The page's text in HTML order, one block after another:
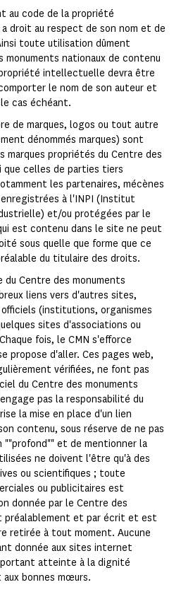
au code de la propriété
droit au respect de son nom et de
toute utilisation dûment
monuments nationaux de contenu
intellectuelle devra être
le nom de son auteur et
cas échéant.
de marques, logos ou tout autre
dénommés marques) sont
marques propriétés du Centre des
que celles de parties tiers
les partenaires, mécènes
à l'INPI (Institut
et/ou protégées par le
est contenu dans le site ne peut
sous quelle que forme que ce
du titulaire des droits.
du Centre des monuments
liens vers d'autres sites,
(institutions, organismes
sites d'associations ou
fois, le CMN s'efforce
propose d'aller. Ces pages web,
vérifiées, ne font pas
du Centre des monuments
pas la responsabilité du
la mise en place d'un lien
contenu, sous réserve de ne pas
""profond"" et de mentionner la
ne doivent l'être qu'à des
ou scientifiques ; toute
ou publicitaires est
donnée par le Centre des
préalablement et par écrit et est
retirée à tout moment. Aucune
donnée aux sites internet
atteinte à la dignité
bonnes mœurs.